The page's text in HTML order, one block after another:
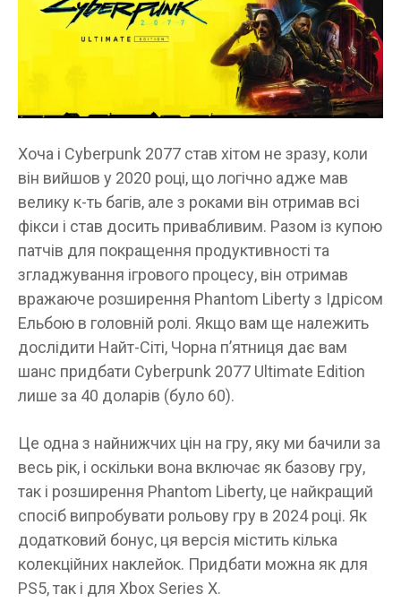
Хоча і Cyberpunk 2077 став хітом не зразу, коли
він вийшов у 2020 році, що логічно адже мав
велику к-ть багів, але з роками він отримав всі
фікси і став досить привабливим. Разом із купою
патчів для покращення продуктивності та
згладжування ігрового процесу, він отримав
вражаюче розширення Phantom Liberty з Ідрісом
Ельбою в головній ролі. Якщо вам ще належить
дослідити Найт-Сіті, Чорна п’ятниця дає вам
шанс придбати Cyberpunk 2077 Ultimate Edition
лише за 40 доларів (було 60).
Це одна з найнижчих цін на гру, яку ми бачили за
весь рік, і оскільки вона включає як базову гру,
так і розширення Phantom Liberty, це найкращий
спосіб випробувати рольову гру в 2024 році. Як
додатковий бонус, ця версія містить кілька
колекційних наклейок. Придбати можна як для
PS5, так і для Xbox Series X.